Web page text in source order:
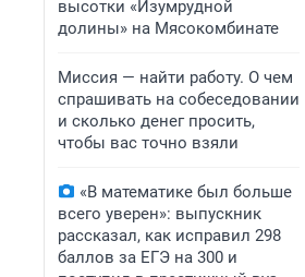
высотки «Изумрудной
долины» на Мясокомбинате
Миссия — найти работу. О чем
спрашивать на собеседовании
и сколько денег просить,
чтобы вас точно взяли
«В математике был больше
всего уверен»: выпускник
рассказал, как исправил 298
баллов за ЕГЭ на 300 и